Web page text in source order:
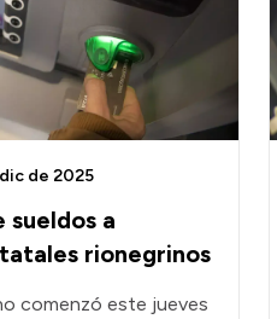
sueldos a
rionegrinos
de 2025
comenzó este jueves